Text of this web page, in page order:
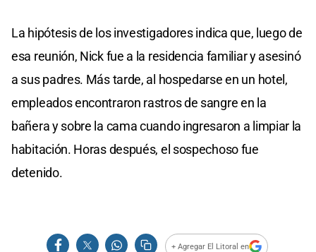
La hipótesis de los investigadores indica que, luego de
esa reunión, Nick fue a la residencia familiar y asesinó
a sus padres. Más tarde, al hospedarse en un hotel,
empleados encontraron rastros de sangre en la
bañera y sobre la cama cuando ingresaron a limpiar la
habitación. Horas después, el sospechoso fue
detenido.
+ Agregar El Litoral en